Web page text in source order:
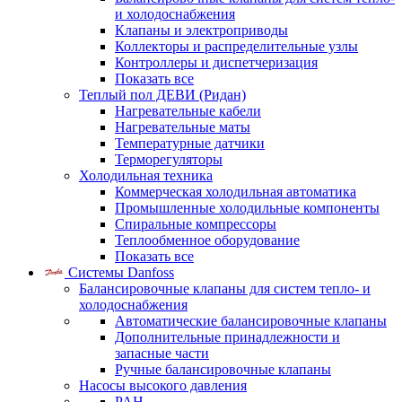
и холодоснабжения
Клапаны и электроприводы
Коллекторы и распределительные узлы
Контроллеры и диспетчеризация
Показать все
Теплый пол ДЕВИ (Ридан)
Нагревательные кабели
Нагревательные маты
Температурные датчики
Терморегуляторы
Холодильная техника
Коммерческая холодильная автоматика
Промышленные холодильные компоненты
Спиральные компрессоры
Теплообменное оборудование
Показать все
Системы Danfoss
Балансировочные клапаны для систем тепло- и
холодоснабжения
Автоматические балансировочные клапаны
Дополнительные принадлежности и
запасные части
Ручные балансировочные клапаны
Насосы высокого давления